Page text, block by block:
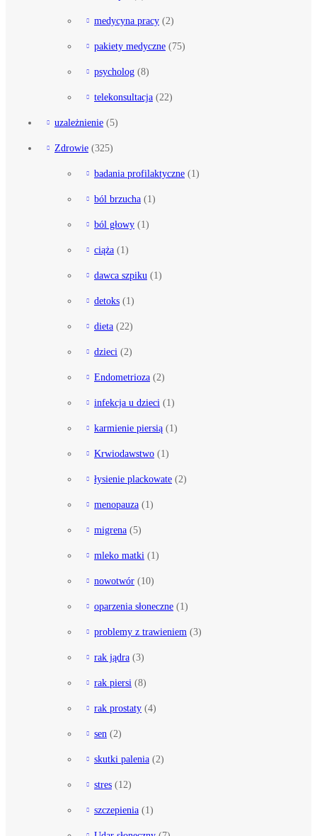
medycyna pracy (2)
pakiety medyczne (75)
psycholog (8)
telekonsultacja (22)
uzależnienie (5)
Zdrowie (325)
badania profilaktyczne (1)
ból brzucha (1)
ból głowy (1)
ciąża (1)
dawca szpiku (1)
detoks (1)
dieta (22)
dzieci (2)
Endometrioza (2)
infekcja u dzieci (1)
karmienie piersią (1)
Krwiodawstwo (1)
łysienie plackowate (2)
menopauza (1)
migrena (5)
mleko matki (1)
nowotwór (10)
oparzenia słoneczne (1)
problemy z trawieniem (3)
rak jądra (3)
rak piersi (8)
rak prostaty (4)
sen (2)
skutki palenia (2)
stres (12)
szczepienia (1)